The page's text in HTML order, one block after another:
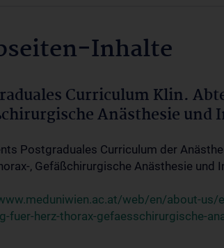
Inhalte
Curriculum Klin.
Anästhesie
Postgraduales Curriculum der
, Gefäßchirurgische Anästhesie und
web/en/about-
fuer-herz-thorax-gefaesschirurgische-